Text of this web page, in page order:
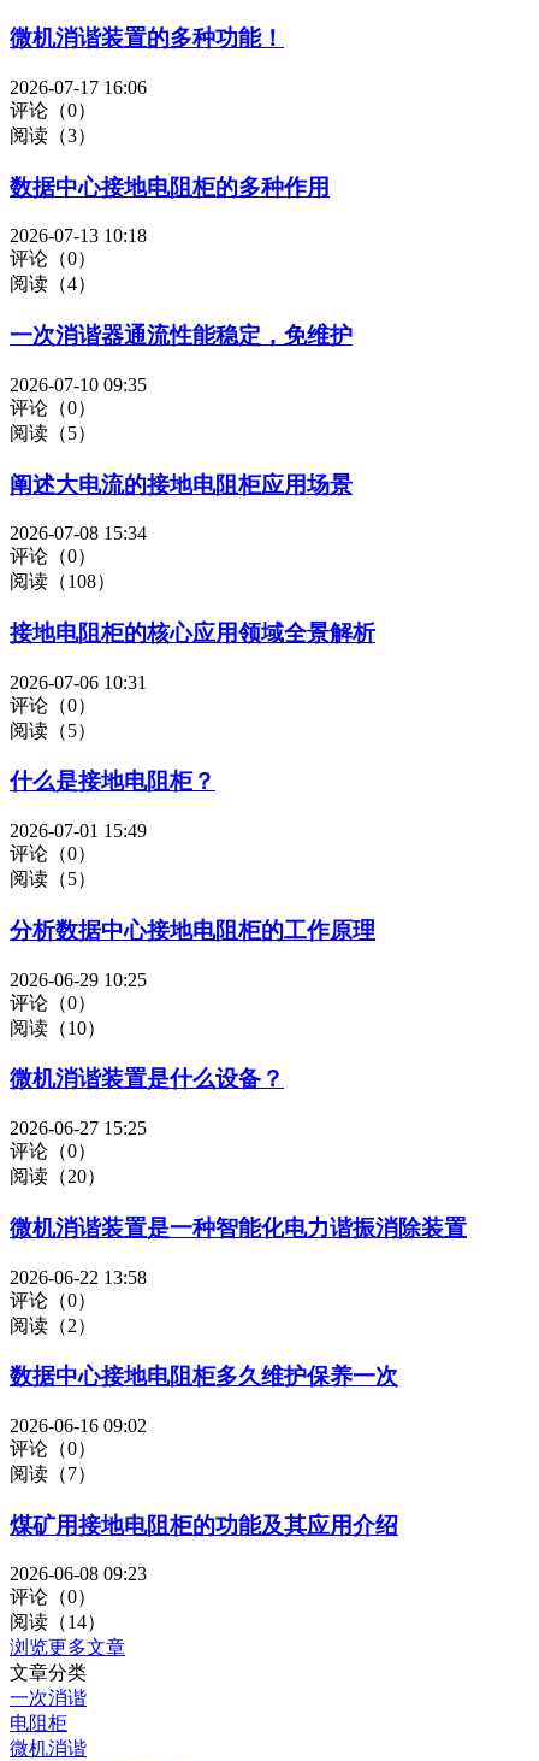
微机消谐装置的多种功能！
2026-07-17 16:06
评论（0）
阅读（3）
数据中心接地电阻柜的多种作用
2026-07-13 10:18
评论（0）
阅读（4）
一次消谐器通流性能稳定，免维护
2026-07-10 09:35
评论（0）
阅读（5）
阐述大电流的接地电阻柜应用场景
2026-07-08 15:34
评论（0）
阅读（108）
接地电阻柜的核心应用领域全景解析
2026-07-06 10:31
评论（0）
阅读（5）
什么是接地电阻柜？
2026-07-01 15:49
评论（0）
阅读（5）
分析数据中心接地电阻柜的工作原理
2026-06-29 10:25
评论（0）
阅读（10）
微机消谐装置是什么设备？
2026-06-27 15:25
评论（0）
阅读（20）
微机消谐装置是一种智能化电力谐振消除装置
2026-06-22 13:58
评论（0）
阅读（2）
数据中心接地电阻柜多久维护保养一次
2026-06-16 09:02
评论（0）
阅读（7）
煤矿用接地电阻柜的功能及其应用介绍
2026-06-08 09:23
评论（0）
阅读（14）
浏览更多文章
文章分类
一次消谐
电阻柜
微机消谐